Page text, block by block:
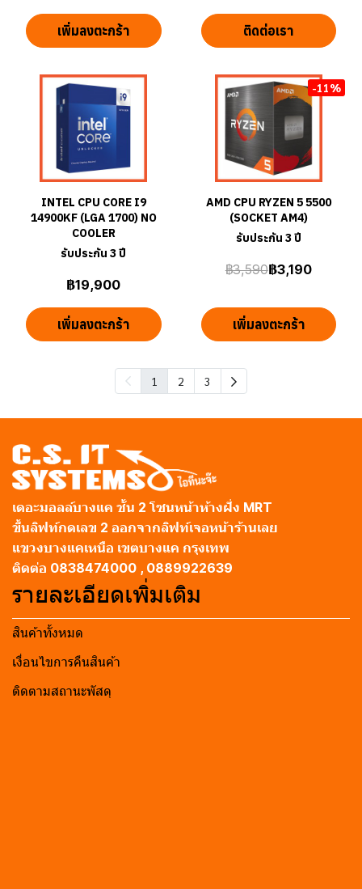
เพิ่มลงตะกร้า ติดต่อเรา
INTEL CPU CORE I9
14900KF (LGA 1700) NO
COOLER
รับประกัน 3 ปี
฿19,900
เพิ่มลงตะกร้า
-11%
AMD CPU RYZEN 5 5500
(SOCKET AM4)
รับประกัน 3 ปี
฿3,590฿3,190
เพิ่มลงตะกร้า
1 2 3
เดอะมอลล์บางแค ชั้น 2 โซนหน้าห้างฝั่ง MRT
ขึ้นลิฟท์กดเลข 2 ออกจากลิฟท์เจอหน้าร้านเลย
แขวงบางแคเหนือ เขตบางแค กรุงเทพ
ติดต่อ 0838474000 , 0889922639
รายละเอียดเพิ่มเติม
สินค้าทั้งหมด
เงื่อนไขการคืนสินค้า
ติดตามสถานะพัสดุ